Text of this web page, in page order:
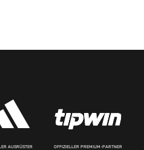
AUSRÜSTER OFFIZIELLER PREMIUM-PARTNER